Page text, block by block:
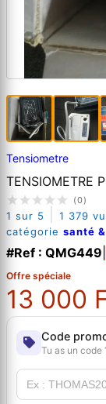
Tensiometre
TENSIOMETRE
(0)
1 sur 5 1 379
catégorie santé
#Ref : QMG449
Offre spéciale
13 000
Code
Tu as un code